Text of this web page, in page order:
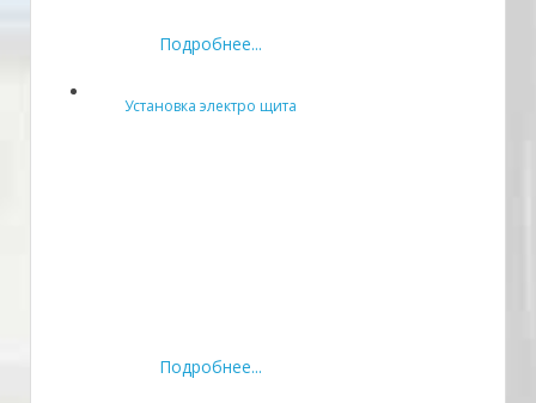
Подробнее...
Установка электро щита
Подробнее...